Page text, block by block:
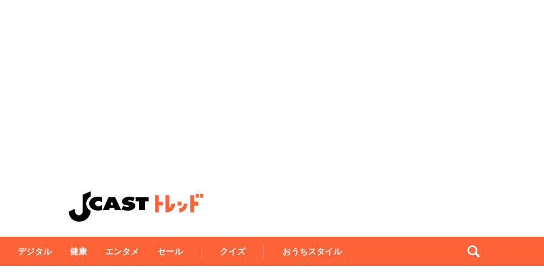
デジタル 健康 エンタメ セール クイズ おうちスタイル